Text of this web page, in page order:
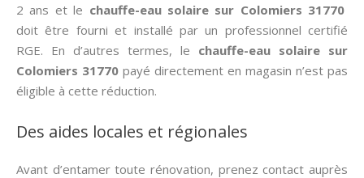
2 ans et le chauffe-eau solaire sur Colomiers 31770
doit être fourni et installé par un professionnel certifié
RGE. En d’autres termes, le chauffe-eau solaire sur
Colomiers 31770 payé directement en magasin n’est pas
éligible à cette réduction.
Des aides locales et régionales
Avant d’entamer toute rénovation, prenez contact auprès